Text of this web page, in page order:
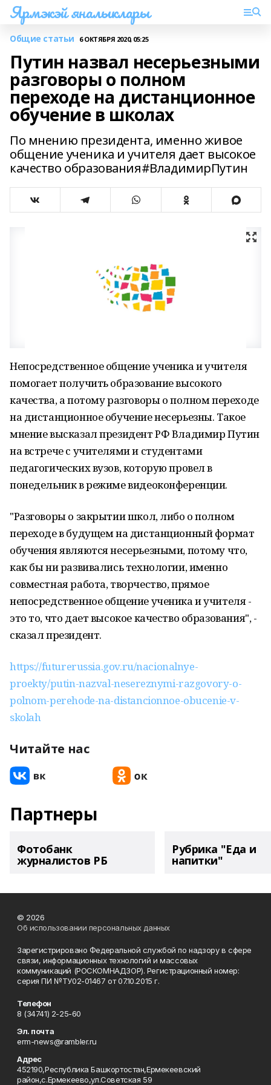
Ярмэкэй яналыклары
Общие статьи 6 ОКТЯБРЯ 2020, 05:25
Путин назвал несерьезными
разговоры о полном
переходе на дистанционное
обучение в школах
По мнению президента, именно живое
общение ученика и учителя дает высокое
качество образования#ВладимирПутин
Непосредственное общение ученика и учителя
помогает получить образование высокого
качества, а потому разговоры о полном переходе
на дистанционное обучение несерьезны. Такое
мнение высказал президент РФ Владимир Путин
на встрече с учителями и студентами
педагогических вузов, которую провел в
понедельник в режиме видеоконференции.
"Разговоры о закрытии школ, либо о полном
переходе в будущем на дистанционный формат
обучения являются несерьезными, потому что,
как бы ни развивались технологии, именно
совместная работа, творчество, прямое
непосредственное общение ученика и учителя -
это то, что дает высокое качество образования", -
сказал президент.
https://futurerussia.gov.ru/nacionalnye-
proekty/putin-nazval-nesereznymi-razgovory-o-
polnom-perehode-na-distancionnoe-obucenie-v-
skolah
Читайте нас
Партнеры
Фотобанк
журналистов РБ
Рубрика "Еда и
напитки"
© 2026
Об использовании персональных данных
Зарегистрировано Федеральной службой по надзору в сфере
связи, информационных технологий и массовых
коммуникаций (РОСКОМНАДЗОР). Регистрационный номер:
серия ПИ №ТУ02-01467 от 07.10.2015 г.
Телефон
8 (34741) 2-25-60
Эл. почта
erm-news@rambler.ru
Адрес
452190,Республика Башкортостан,Ермекеевский
район,с.Ермекеево,ул.Советская 59